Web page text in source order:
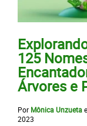
125
Árvores e
Por Mônica Unzueta
2023